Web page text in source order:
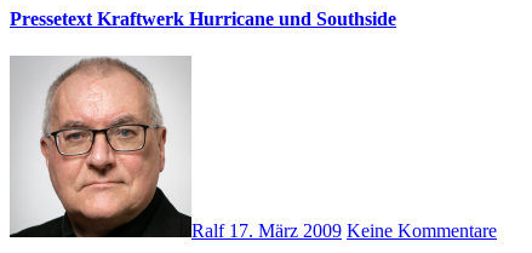
Pressetext Kraftwerk Hurricane und Southside
Ralf 17. März 2009 Keine Kommentare